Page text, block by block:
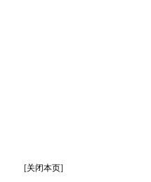
[关闭本页]